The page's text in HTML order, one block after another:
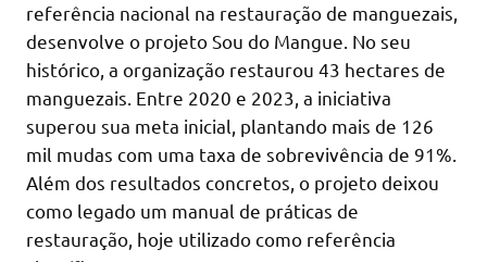
referência nacional na restauração de manguezais,
desenvolve o projeto Sou do Mangue. No seu
histórico, a organização restaurou 43 hectares de
manguezais. Entre 2020 e 2023, a iniciativa
superou sua meta inicial, plantando mais de 126
mil mudas com uma taxa de sobrevivência de 91%.
Além dos resultados concretos, o projeto deixou
como legado um manual de práticas de
restauração, hoje utilizado como referência